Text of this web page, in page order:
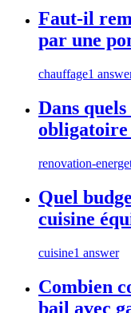
Faut-il
par une
chauffage1
Dans
obligatoire
renovation-
Quel
cuisine
cuisine1 answer
Combien
bail avec